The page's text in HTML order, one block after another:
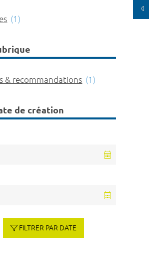
(1)
& recommandations (1)
de création
FILTRER PAR DATE